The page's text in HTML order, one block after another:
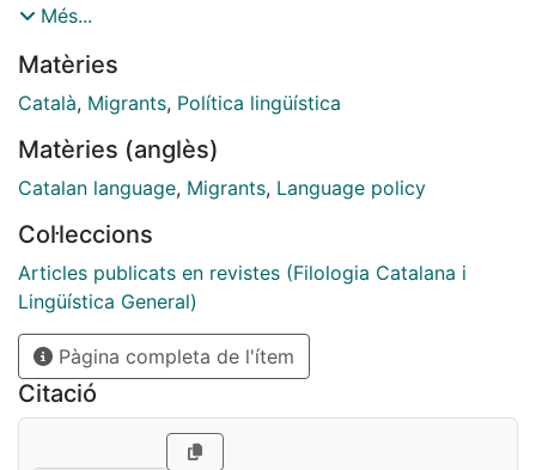
have unfolded during the last 20 years, a long-enough
reviews the framework for policies for linguistic
integration of the foreign-born population in Catalonia,
data on these new speakers’ language abilities and
practices. It shows that, in Spain, the asymmetrical
state and sub-state levels “prevents the minority
nations from developing comprehensive public policy
on immigration.” Together with the unbalanced legal
and economic status of Castilian and Catalan, and the
demographic minorization of Catalan-speakers, this
poses a challenge to the full linguistic integration of
immigrants and to the sustainability of Catalan in the
Més...
Matèries
Català, Migrants, Política lingüística
Matèries (anglès)
Catalan language, Migrants, Language policy
Col·leccions
Articles publicats en revistes (Filologia Catalana i
Lingüística General)
Pàgina completa de l'ítem
Citació